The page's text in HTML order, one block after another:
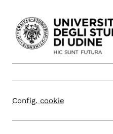
Config. cookie